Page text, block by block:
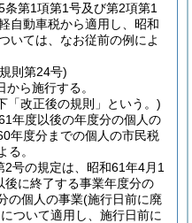
第1項第1号及び第2項第1
自動車税から適用し、昭和
いては、なお従前の例によ
規則第24号)
ら施行する。
「改正後の規則」という。)
年度以後の年度分の個人の
年度分までの個人の市民税
る。
号の規定は、昭和61年4月1
後に終了する事業年度分の
の個人の事業(施行日前に廃
について適用し、施行日前に